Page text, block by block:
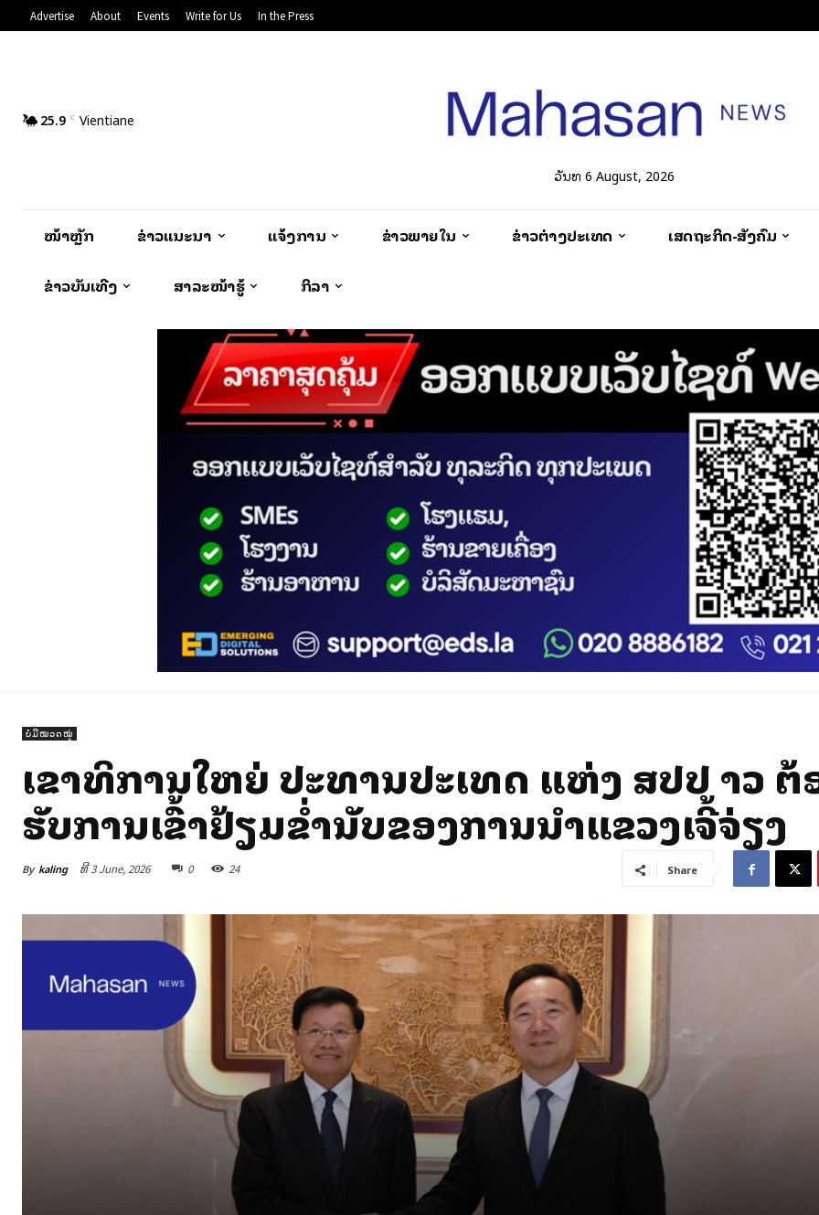
Advertise About Events Write for Us In the Press
25.9 C Vientiane
ວັນທີ 6 August, 2026
ໜ້າຫຼັກ ຂ່າວແນະນຳ ແຈ້ງການ ຂ່າວພາຍໃນ ຂ່າວຕ່າງປະເທດ ເສດຖະກິດ-ສັງຄົມ
ຂ່າວບັນເທີງ ສາລະໜ້າຮູ້ ກິລາ
ບໍ່ມີໝວດໝູ່
ເລຂາທິການໃຫຍ່ ປະທານປະເທດ ແຫ່ງ ສປປ ລາວ
ຮັບການເຂົ້າຢ້ຽມຂໍ່ານັບຂອງການນໍາແຂວງເຈີ້ຈ່ຽງ
By kaling ທີ 3 June, 2026 0 24 Share